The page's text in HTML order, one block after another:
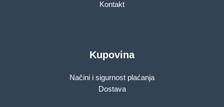
Kontakt
Kupovina
Načini i sigurnost plaćanja
Dostava